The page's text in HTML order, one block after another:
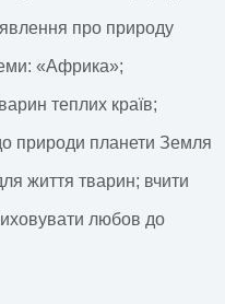
про природу
«Африка»;
теплих країв;
природи планети Земля
життя тварин; вчити
любов до